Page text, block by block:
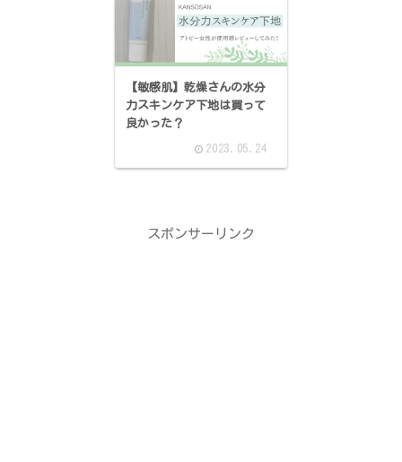
【敏感肌】乾燥さんの水分
力スキンケア下地は買って
良かった？
2023.05.24
スポンサーリンク